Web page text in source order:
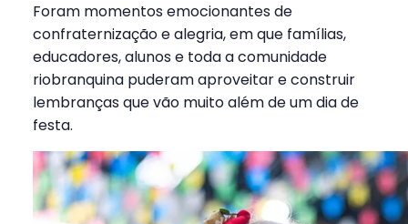
Foram momentos emocionantes de
confraternização e alegria, em que famílias,
educadores, alunos e toda a comunidade
riobranquina puderam aproveitar e construir
lembranças que vão muito além de um dia de
festa.